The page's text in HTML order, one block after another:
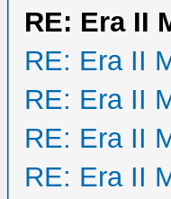
RE: Era II
RE: Era II
RE: Era II
RE: Era II
RE: Era II